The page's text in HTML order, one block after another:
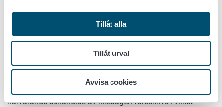
Tillåt alla
Tillåt urval
Avvisa cookies
kommande perioden att stöden kan betalas tidigast den 1
december och senast den 30 juni följande kalenderår.
Under vissa förutsättningar är det möjligt att betala
Livsmedelsverket har berett betalningstidtabellen
tillsammans med jord- och skogsbruksministeriet, som
närvarande behandlas av riksdagen föreskrivs i vilket